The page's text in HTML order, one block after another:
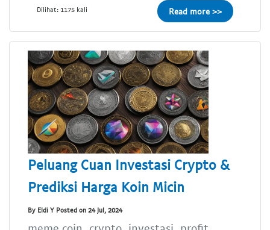
Dilihat: 1175 kali Read more >>
Peluang Cuan Investasi Crypto &
Prediksi Harga Koin Micin
By Eldi Y Posted on 24 Jul, 2024